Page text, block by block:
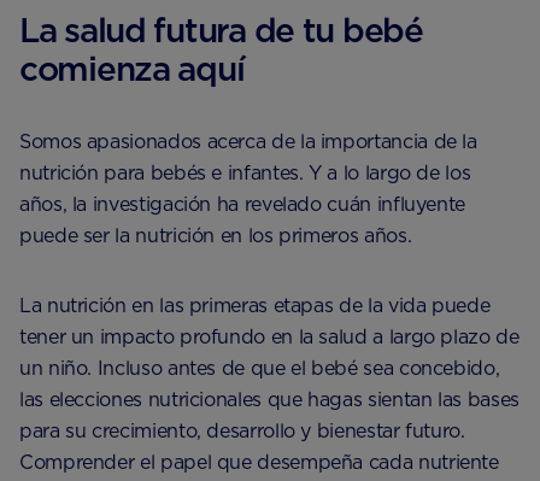
La salud futura de tu bebé
comienza aquí
Somos apasionados acerca de la importancia de la
nutrición para bebés e infantes. Y a lo largo de los
años, la investigación ha revelado cuán influyente
puede ser la nutrición en los primeros años.
La nutrición en las primeras etapas de la vida puede
tener un impacto profundo en la salud a largo plazo de
un niño. Incluso antes de que el bebé sea concebido,
las elecciones nutricionales que hagas sientan las bases
para su crecimiento, desarrollo y bienestar futuro.
Comprender el papel que desempeña cada nutriente